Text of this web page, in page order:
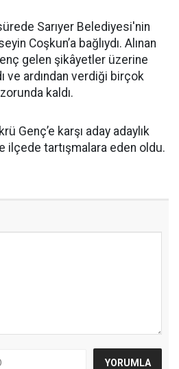
Sarıyer Belediyesi'nin
Coşkun’a bağlıydı. Alınan
gelen şikâyetler üzerine
ve ardından verdiği birçok
kaldı.
Genç’e karşı aday adaylık
ilçede tartışmalara eden oldu.